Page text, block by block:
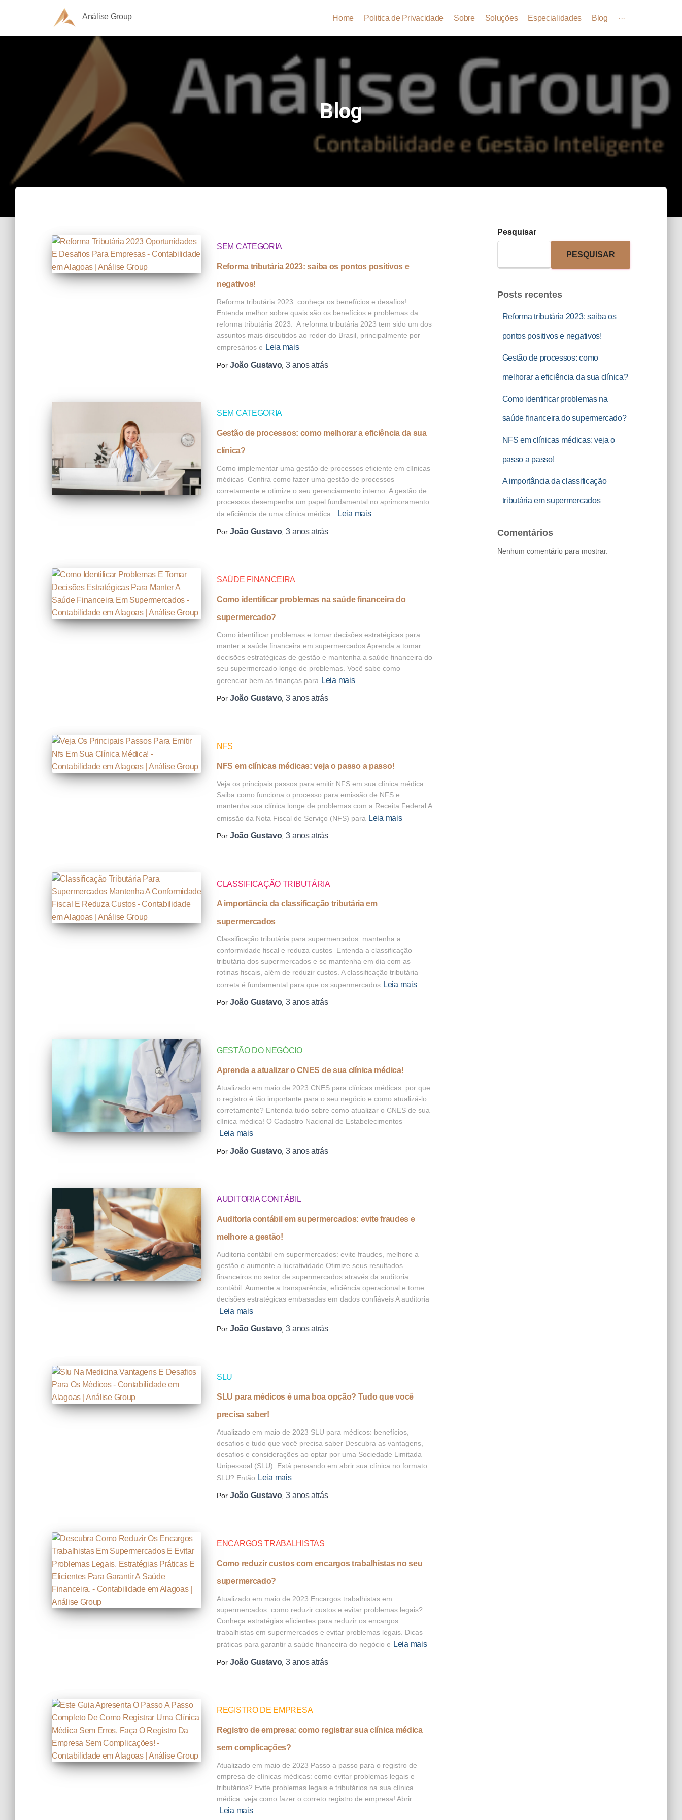
Análise Group Home Politica de Privacidade Sobre Soluções Especialidades Blog ···
Blog
SEM CATEGORIA
Reforma tributária 2023: saiba os pontos positivos e
negativos!
Reforma tributária 2023: conheça os benefícios e desafios!
Entenda melhor sobre quais são os benefícios e problemas da
reforma tributária 2023. A reforma tributária 2023 tem sido um dos
assuntos mais discutidos ao redor do Brasil, principalmente por
empresários e Leia mais
Por João Gustavo,3 anosatrás
SEM CATEGORIA
Gestão de processos: como melhorar a eficiência da sua
clínica?
Como implementar uma gestão de processos eficiente em clínicas
médicas Confira como fazer uma gestão de processos
corretamente e otimize o seu gerenciamento interno. A gestão de
processos desempenha um papel fundamental no aprimoramento
da eficiência de uma clínica médica.
Leia mais
Por João Gustavo,3 anosatrás
SAÚDE FINANCEIRA
Como identificar problemas na saúde financeira do
supermercado?
Como identificar problemas e tomar decisões estratégicas para
manter a saúde financeira em supermercados Aprenda a tomar
decisões estratégicas de gestão e mantenha a saúde financeira do
seu supermercado longe de problemas. Você sabe como
gerenciar bem as finanças para Leia mais
Por João Gustavo,3 anosatrás
NFS
NFS em clínicas médicas: veja o passo a passo!
Veja os principais passos para emitir NFS em sua clínica médica
Saiba como funciona o processo para emissão de NFS e
mantenha sua clínica longe de problemas com a Receita Federal A
emissão da Nota Fiscal de Serviço (NFS) para Leia mais
Por João Gustavo,3 anosatrás
CLASSIFICAÇÃO TRIBUTÁRIA
A importância da classificação tributária em
supermercados
Classificação tributária para supermercados: mantenha a
conformidade fiscal e reduza custos Entenda a classificação
tributária dos supermercados e se mantenha em dia com as
rotinas fiscais, além de reduzir custos. A classificação tributária
correta é fundamental para que os supermercados Leia mais
Por João Gustavo,3 anosatrás
GESTÃO DO NEGÓCIO
Aprenda a atualizar o CNES de sua clínica médica!
Atualizado em maio de 2023 CNES para clínicas médicas: por que
o registro é tão importante para o seu negócio e como atualizá-lo
corretamente? Entenda tudo sobre como atualizar o CNES de sua
clínica médica! O Cadastro Nacional de Estabelecimentos
Leia mais
Por João Gustavo,3 anosatrás
AUDITORIA CONTÁBIL
Auditoria contábil em supermercados: evite fraudes e
melhore a gestão!
Auditoria contábil em supermercados: evite fraudes, melhore a
gestão e aumente a lucratividade Otimize seus resultados
financeiros no setor de supermercados através da auditoria
contábil. Aumente a transparência, eficiência operacional e tome
decisões estratégicas embasadas em dados confiáveis A auditoria
Leia mais
Por João Gustavo,3 anosatrás
SLU
SLU para médicos é uma boa opção? Tudo que você
precisa saber!
Atualizado em maio de 2023 SLU para médicos: benefícios,
desafios e tudo que você precisa saber Descubra as vantagens,
desafios e considerações ao optar por uma Sociedade Limitada
Unipessoal (SLU). Está pensando em abrir sua clínica no formato
SLU? Então Leia mais
Por João Gustavo,3 anosatrás
ENCARGOS TRABALHISTAS
Como reduzir custos com encargos trabalhistas no seu
supermercado?
Atualizado em maio de 2023 Encargos trabalhistas em
supermercados: como reduzir custos e evitar problemas legais?
Conheça estratégias eficientes para reduzir os encargos
trabalhistas em supermercados e evitar problemas legais. Dicas
práticas para garantir a saúde financeira do negócio e Leia mais
Por João Gustavo,3 anosatrás
REGISTRO DE EMPRESA
Registro de empresa: como registrar sua clínica médica
sem complicações?
Atualizado em maio de 2023 Passo a passo para o registro de
empresa de clínicas médicas: como evitar problemas legais e
tributários? Evite problemas legais e tributários na sua clínica
médica: veja como fazer o correto registro de empresa! Abrir
Leia mais
Pesquisar
PESQUISAR
Posts recentes
Reforma tributária 2023: saiba os
pontos positivos e negativos!
Gestão de processos: como
melhorar a eficiência da sua clínica?
Como identificar problemas na
saúde financeira do supermercado?
NFS em clínicas médicas: veja o
passo a passo!
A importância da classificação
tributária em supermercados
Comentários
Nenhum comentário para mostrar.